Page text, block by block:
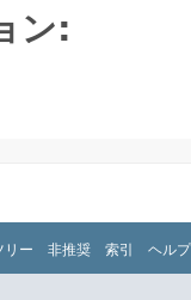
ン:
リー 非推奨 索引 ヘルプ